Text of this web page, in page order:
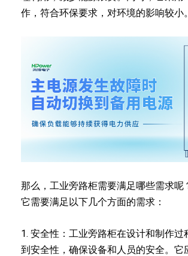
作，符合环保要求，对环境的影响较小。
那么，工业旁路柜需要满足哪些需求呢
它需要满足以下几个方面的需求：
1. 安全性：工业旁路柜在设计和制作过
到安全性，确保设备和人员的安全。它